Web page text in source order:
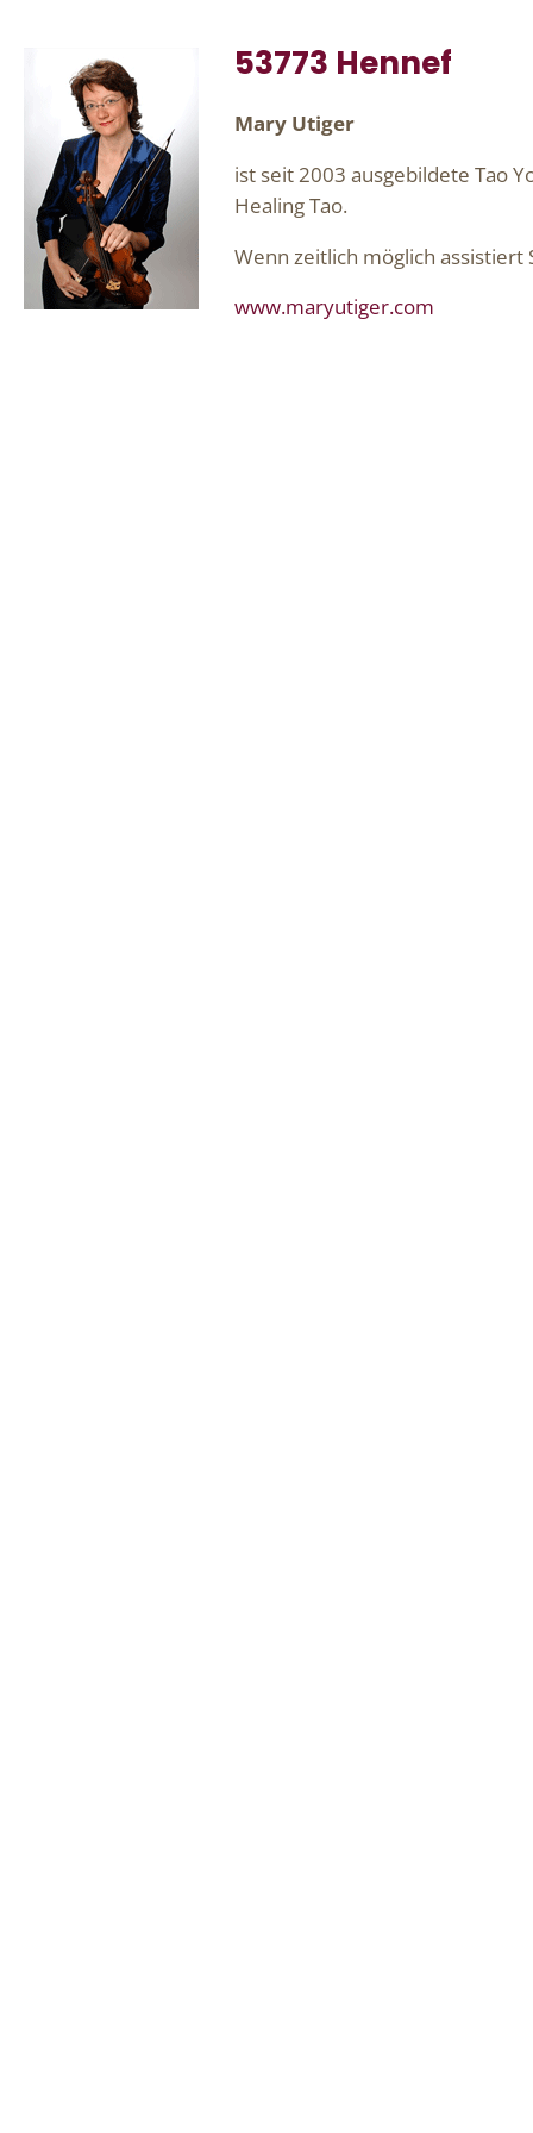
53773 Hennef
Mary Utiger
ist seit 2003 ausgebildete Tao
Healing Tao.
Wenn zeitlich möglich assistiert
www.maryutiger.com